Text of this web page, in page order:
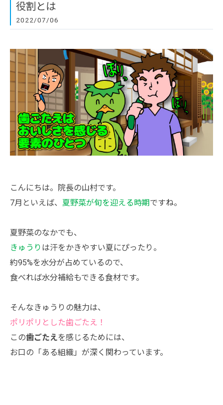
役割とは
2022/07/06
こんにちは。院長の山村です。
7月といえば、 夏野菜が旬を迎える時期ですね。
夏野菜のなかでも、
きゅうり は汗をかきやすい夏にぴったり。
約95%を水分が占めているので、
食べれば水分補給もできる食材です。
そんなきゅうりの魅力は、
ポリポリとした歯ごたえ！
この歯ごたえを感じるためには、
お口の「ある組織」が深く関わっています。